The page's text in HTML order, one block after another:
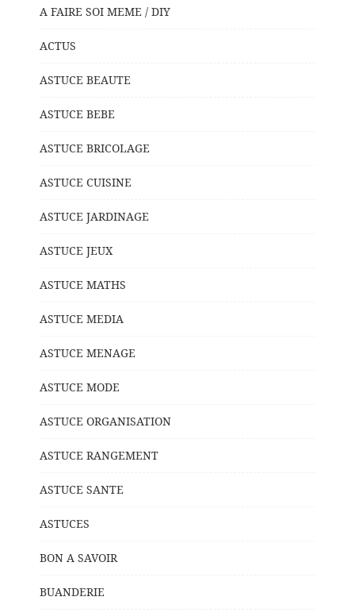
A FAIRE SOI MEME / DIY
ACTUS
ASTUCE BEAUTE
ASTUCE BEBE
ASTUCE BRICOLAGE
ASTUCE CUISINE
ASTUCE JARDINAGE
ASTUCE JEUX
ASTUCE MATHS
ASTUCE MEDIA
ASTUCE MENAGE
ASTUCE MODE
ASTUCE ORGANISATION
ASTUCE RANGEMENT
ASTUCE SANTE
ASTUCES
BON A SAVOIR
BUANDERIE